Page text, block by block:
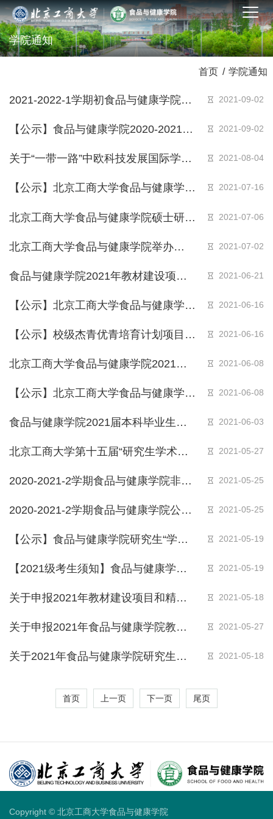
学院通知
首页 / 学院通知
2021-09-02
2021-2022-1学期初食品与健康学院非
2021-09-02
【公示】食品与健康学院2020-2021学
小组名单公示
2021-08-04
关于“一带一路”中欧科技发展国际学术
创新论坛延期举行的通知
2021-07-16
【公示】北京工商大学食品与健康学院
方案
2021-07-06
北京工商大学食品与健康学院硕士研究
2021-07-02
北京工商大学食品与健康学院举办
2021-06-21
食品与健康学院2021年教材建设项目
单
2021-06-16
【公示】北京工商大学食品与健康学院
2021-06-16
【公示】校级杰青优青培育计划项目拟
2021-06-08
北京工商大学食品与健康学院2021年
2021-06-08
【公示】北京工商大学食品与健康学院
2021-06-03
食品与健康学院2021届本科毕业生综
2021-05-27
北京工商大学第十五届“研究生学术之
2021-05-25
2020-2021-2学期食品与健康学院非校
2021-05-25
2020-2021-2学期食品与健康学院公选
2021-05-19
【公示】食品与健康学院研究生“学术
评审结果
2021-05-19
【2021级考生须知】食品与健康学院
明
2021-05-18
关于申报2021年教材建设项目和精品
2021-05-27
关于申报2021年食品与健康学院教材
知
2021-05-18
关于2021年食品与健康学院研究生创
首页 上一页 下一页 尾页
Copyright © 北京工商大学食品与健康学院